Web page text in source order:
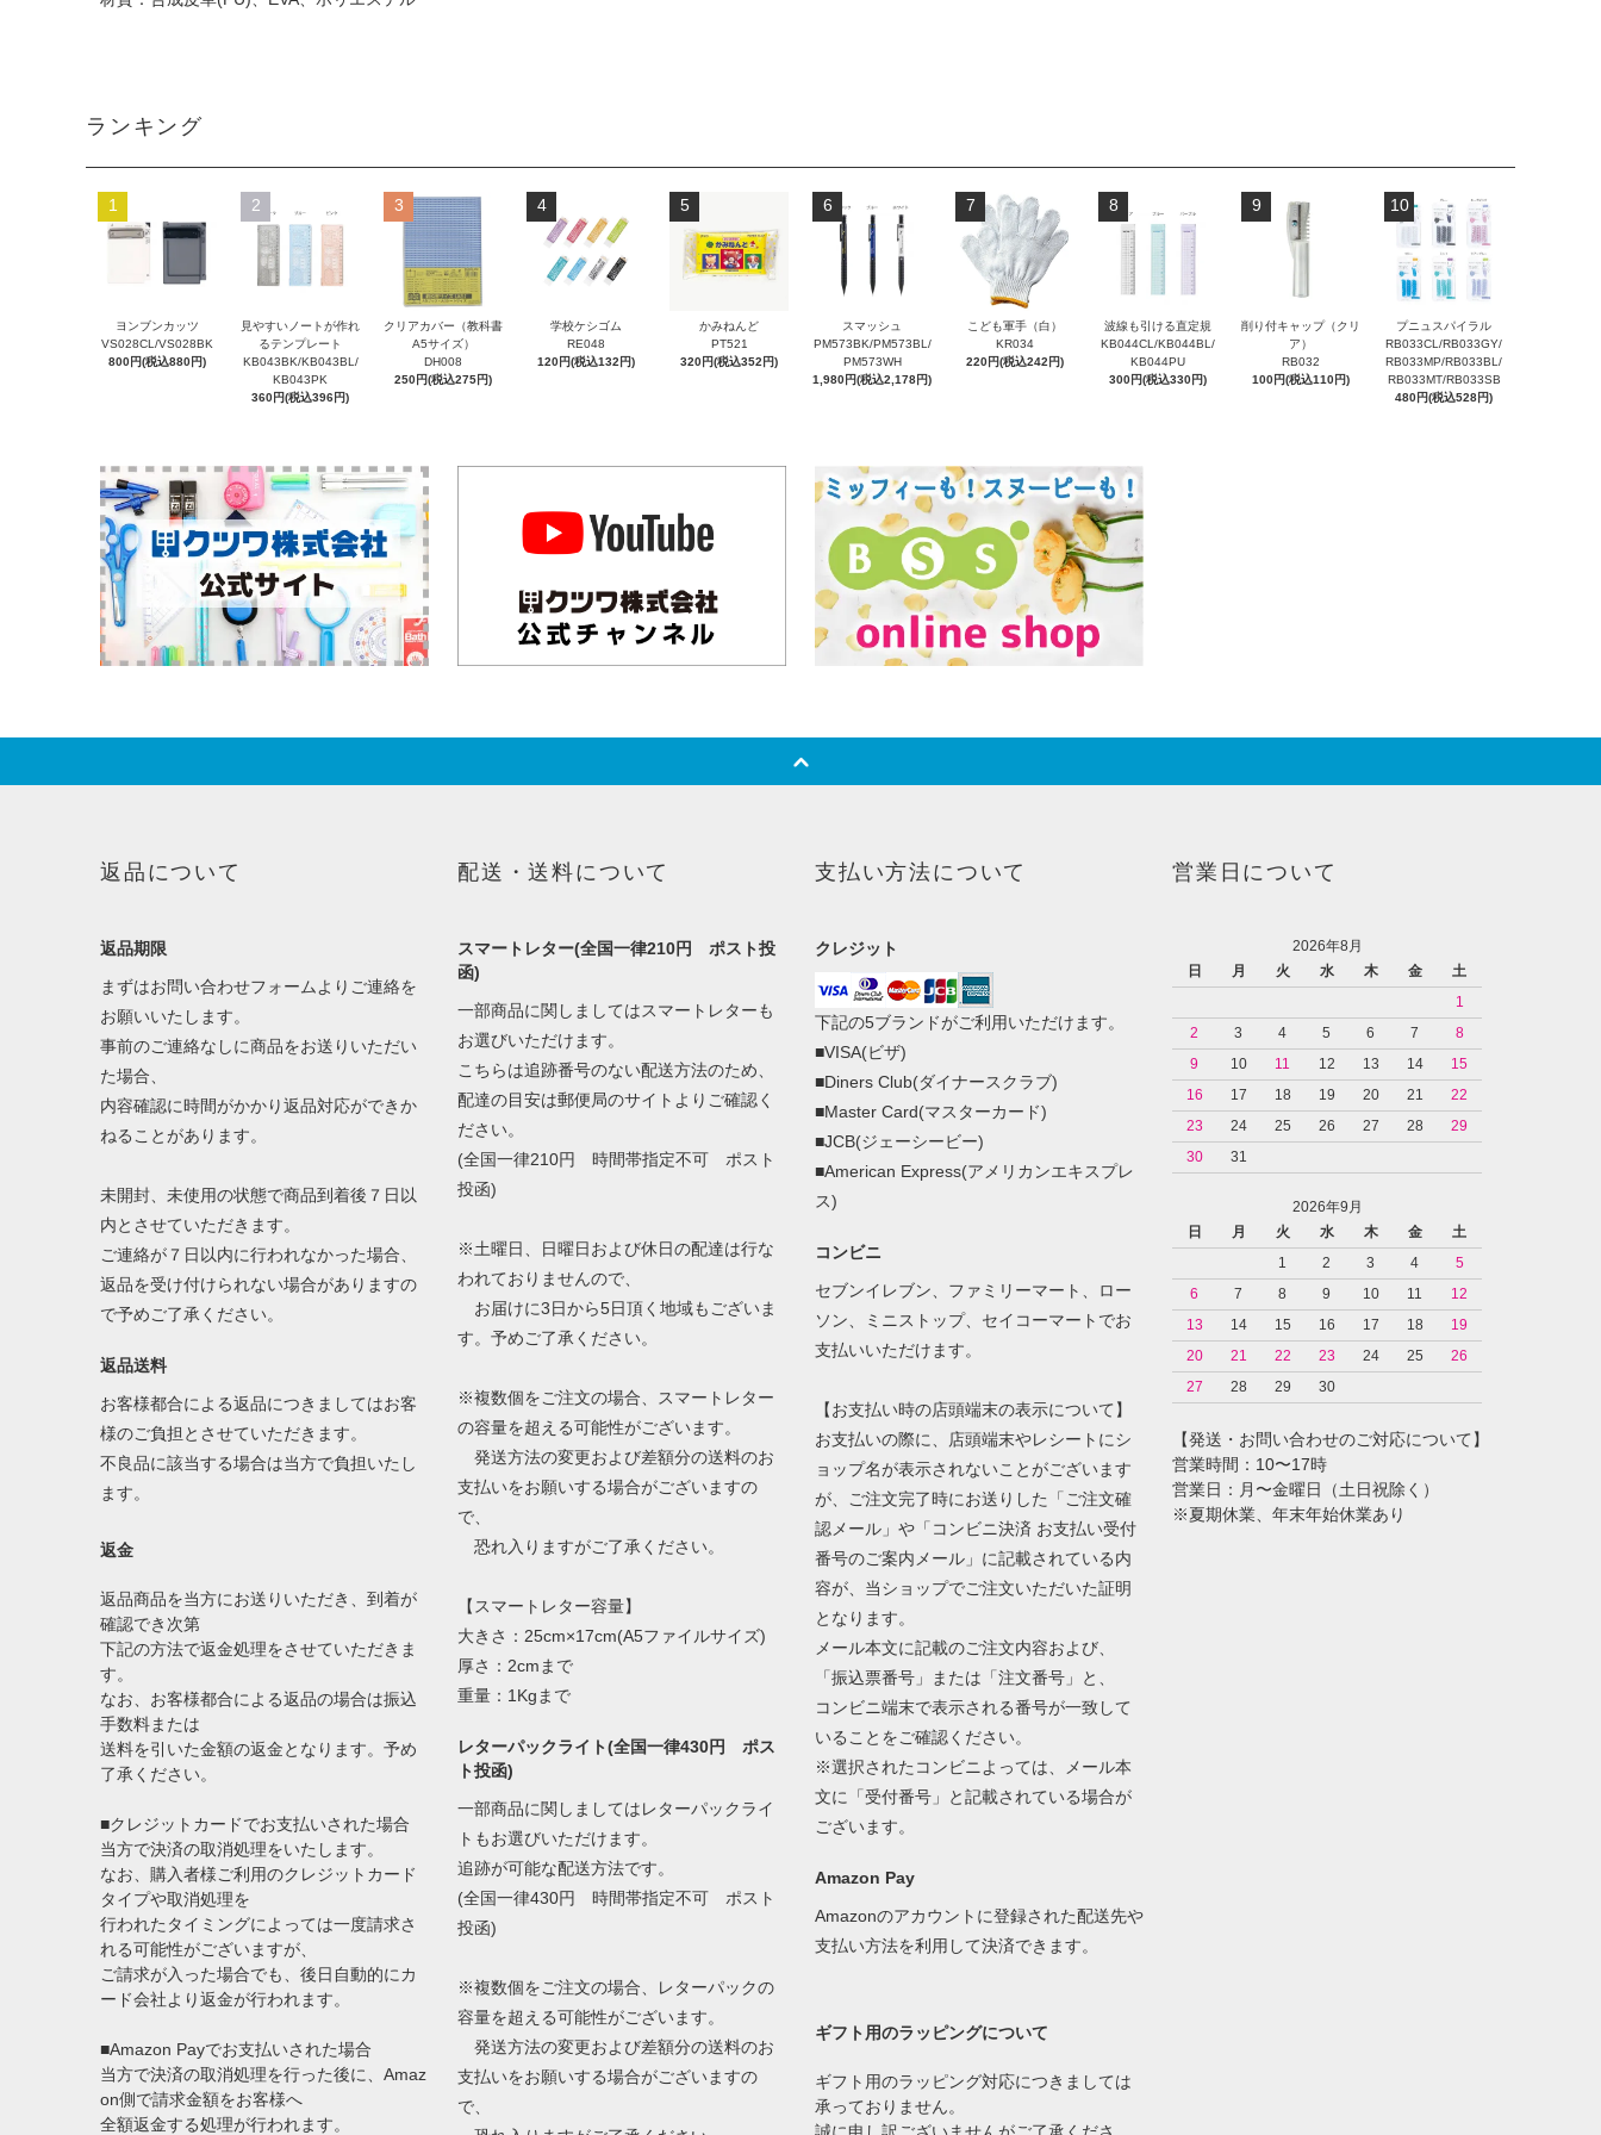
ランキング
1
ヨンブンカッツ
VS028CL/VS028BK
800円(税込880円)
2
見やすいノートが作れ
るテンプレート
KB043BK/KB043BL/
KB043PK
360円(税込396円)
3
クリアカバー（教科書
A5サイズ）
DH008
250円(税込275円)
4
学校ケシゴム
RE048
120円(税込132円)
5
かみねんど
PT521
320円(税込352円)
6
スマッシュ
PM573BK/PM573BL/
PM573WH
1,980円(税込2,178円)
7
こども軍手（白）
KR034
220円(税込242円)
8
波線も引ける直定規
KB044CL/KB044BL/
KB044PU
300円(税込330円)
9
削り付キャップ（クリ
ア）
RB032
100円(税込110円)
10
プニュスパイラル
RB033CL/RB033GY/
RB033MP/RB033BL/
RB033MT/RB033SB
480円(税込528円)
返品について
返品期限
まずはお問い合わせフォームよりご連絡を
お願いいたします。
事前のご連絡なしに商品をお送りいただい
た場合、
内容確認に時間がかかり返品対応ができか
ねることがあります。
未開封、未使用の状態で商品到着後７日以
内とさせていただきます。
ご連絡が７日以内に行われなかった場合、
返品を受け付けられない場合がありますの
で予めご了承ください。
返品送料
お客様都合による返品につきましてはお客
様のご負担とさせていただきます。
不良品に該当する場合は当方で負担いたし
ます。
返金
返品商品を当方にお送りいただき、到着が
確認でき次第
下記の方法で返金処理をさせていただきま
す。
なお、お客様都合による返品の場合は振込
手数料または
送料を引いた金額の返金となります。予め
了承ください。
■クレジットカードでお支払いされた場合
当方で決済の取消処理をいたします。
なお、購入者様ご利用のクレジットカード
タイプや取消処理を
行われたタイミングによっては一度請求さ
れる可能性がございますが、
ご請求が入った場合でも、後日自動的にカ
ード会社より返金が行われます。
■Amazon Payでお支払いされた場合
当方で決済の取消処理を行った後に、Amaz
on側で請求金額をお客様へ
全額返金する処理が行われます。
配送・送料について
スマートレター(全国一律210円 ポスト投
函)
一部商品に関しましてはスマートレターも
お選びいただけます。
こちらは追跡番号のない配送方法のため、
配達の目安は郵便局のサイトよりご確認く
ださい。
(全国一律210円 時間帯指定不可 ポスト
投函)
※土曜日、日曜日および休日の配達は行な
われておりませんので、
お届けに3日から5日頂く地域もございま
す。予めご了承ください。
※複数個をご注文の場合、スマートレター
の容量を超える可能性がございます。
発送方法の変更および差額分の送料のお
支払いをお願いする場合がございますの
で、
恐れ入りますがご了承ください。
【スマートレター容量】
大きさ：25cm×17cm(A5ファイルサイズ)
厚さ：2cmまで
重量：1Kgまで
レターパックライト(全国一律430円 ポス
ト投函)
一部商品に関しましてはレターパックライ
トもお選びいただけます。
追跡が可能な配送方法です。
(全国一律430円 時間帯指定不可 ポスト
投函)
※複数個をご注文の場合、レターパックの
容量を超える可能性がございます。
発送方法の変更および差額分の送料のお
支払いをお願いする場合がございますの
で、
支払い方法について
クレジット
下記の5ブランドがご利用いただけます。
■VISA(ビザ)
■Diners Club(ダイナースクラブ)
■Master Card(マスターカード)
■JCB(ジェーシービー)
■American Express(アメリカンエキスプレ
ス)
コンビニ
セブンイレブン、ファミリーマート、ロー
ソン、ミニストップ、セイコーマートでお
支払いいただけます。
【お支払い時の店頭端末の表示について】
お支払いの際に、店頭端末やレシートにシ
ョップ名が表示されないことがございます
が、ご注文完了時にお送りした「ご注文確
認メール」や「コンビニ決済 お支払い受付
番号のご案内メール」に記載されている内
容が、当ショップでご注文いただいた証明
となります。
メール本文に記載のご注文内容および、
「振込票番号」または「注文番号」と、
コンビニ端末で表示される番号が一致して
いることをご確認ください。
※選択されたコンビニよっては、メール本
文に「受付番号」と記載されている場合が
ございます。
Amazon Pay
Amazonのアカウントに登録された配送先や
支払い方法を利用して決済できます。
ギフト用のラッピングについて
ギフト用のラッピング対応につきましては
承っておりません。
営業日について
2026年8月
日
月 火 水 木 金
土
1
2
3 4 5 6 7
8
9
10 11 12 13 14
15
16
17 18 19 20 21
22
23
24 25 26 27 28
29
30
31
2026年9月
日
月 火 水 木 金
土
1
2 3 4
5
6
7 8 9 10 11
12
13
14 15 16 17 18
19
20
21 22 23 24 25
26
27
28 29 30
【発送・お問い合わせのご対応について】
営業時間：10〜17時
営業日：月〜金曜日（土日祝除く）
※夏期休業、年末年始休業あり